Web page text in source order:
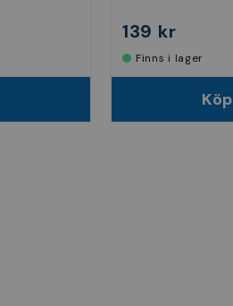
139 kr
Finns i lager
Köp